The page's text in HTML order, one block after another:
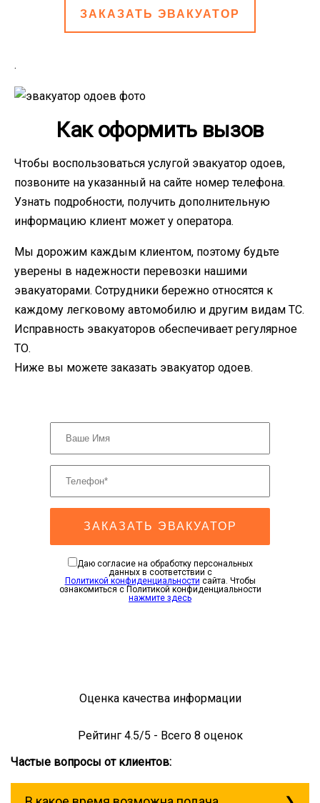
ЗАКАЗАТЬ ЭВАКУАТОР
.
Как оформить вызов
Чтобы воспользоваться услугой эвакуатор одоев,
позвоните на указанный на сайте номер телефона.
Узнать подробности, получить дополнительную
информацию клиент может у оператора.
Мы дорожим каждым клиентом, поэтому будьте
уверены в надежности перевозки нашими
эвакуаторами. Сотрудники бережно относятся к
каждому легковому автомобилю и другим видам ТС.
Исправность эвакуаторов обеспечивает регулярное
ТО.
Ниже вы можете заказать эвакуатор одоев.
ЗАКАЗАТЬ ЭВАКУАТОР
Даю согласие на обработку персональных
данных в соответствии с
Политикой конфиденциальности сайта. Чтобы
ознакомиться с Политикой конфиденциальности
нажмите здесь
Оценка качества информации
Рейтинг 4.5/5 - Всего 8 оценок
Частые вопросы от клиентов: